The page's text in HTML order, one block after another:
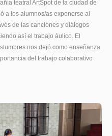
teatral ArtSpot de la ciudad de
a los alumnos/as exponerse al
de las canciones y diálogos
así el trabajo áulico. El
nos dejó como enseñanza
del trabajo colaborativo